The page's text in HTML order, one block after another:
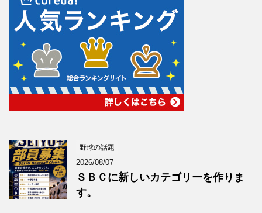
野球の話題
2026/08/07
ＳＢＣに新しいカテゴリーを作りま
す。